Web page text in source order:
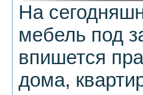
На
мебель под
впишется
дома,